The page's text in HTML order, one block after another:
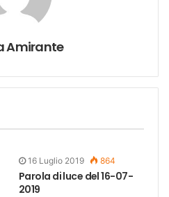
Amirante
16 Luglio 2019 864
Parola di luce del 16-07-
2019